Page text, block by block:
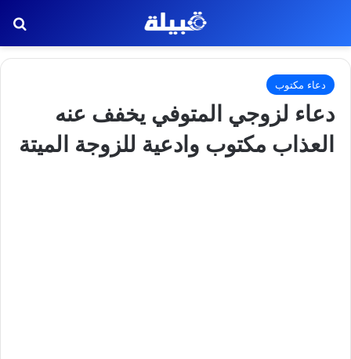
دعاء مكتوب
دعاء لزوجي المتوفي يخفف عنه
العذاب مكتوب وادعية للزوجة الميتة